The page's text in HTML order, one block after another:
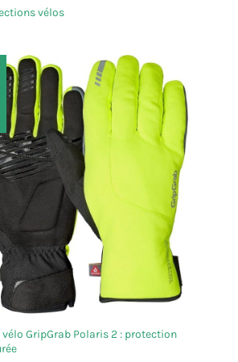
vélos
vélo GripGrab Polaris 2 : protection